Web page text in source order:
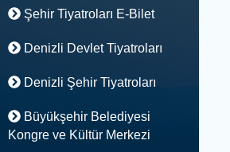
Şehir Tiyatroları E-Bilet
Denizli Devlet Tiyatroları
Denizli Şehir Tiyatroları
Büyükşehir Belediyesi
Kongre ve Kültür Merkezi